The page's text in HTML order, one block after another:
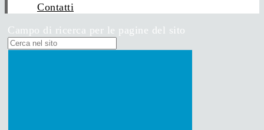
Contatti
Campo di ricerca per le pagine del sito